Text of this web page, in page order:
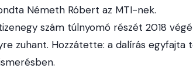
Németh Róbert az MTI-nek.
szám túlnyomó részét 2018
zuhant. Hozzátette: a dalírás egyfajta